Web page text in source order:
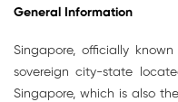
General Information
Singapore, officially
sovereign city-state
Singapore, which is also